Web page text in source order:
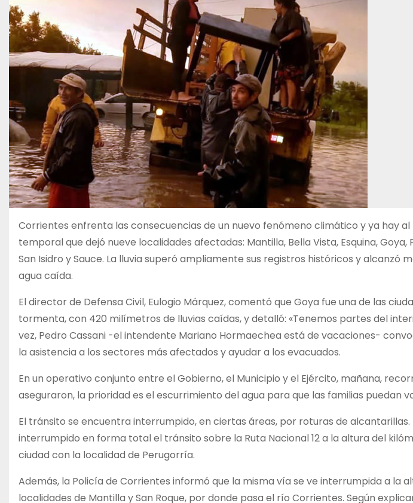
Corrientes enfrenta las consecuencias de un nuevo fenómeno climático y ya hay
temporal que dejó nueve localidades afectadas: Mantilla, Bella Vista, Esquina, Goya,
San Isidro y Sauce. La lluvia superó ampliamente sus registros históricos y alcanzó
agua caída.
El director de Defensa Civil, Eulogio Márquez, comentó que Goya fue una de las
tormenta, con 420 milímetros de lluvias caídas, y detalló: «Tenemos partes del
vez, Pedro Cassani -el intendente Mariano Hormaechea está de vacaciones-
la asistencia a los sectores más afectados y ayudar a los evacuados.
En un operativo conjunto entre el Gobierno, el Municipio y el Ejército, mañana,
aseguraron, la prioridad es el escurrimiento del agua para que las familias puedan
El tránsito se encuentra interrumpido, en ciertas áreas, por roturas de
interrumpido en forma total el tránsito sobre la Ruta Nacional 12 a la altura del
ciudad con la localidad de Perugorría.
Además, la Policía de Corrientes informó que la misma vía se ve interrumpida a la
localidades de Mantilla y San Roque, por donde pasa el río Corrientes. Según